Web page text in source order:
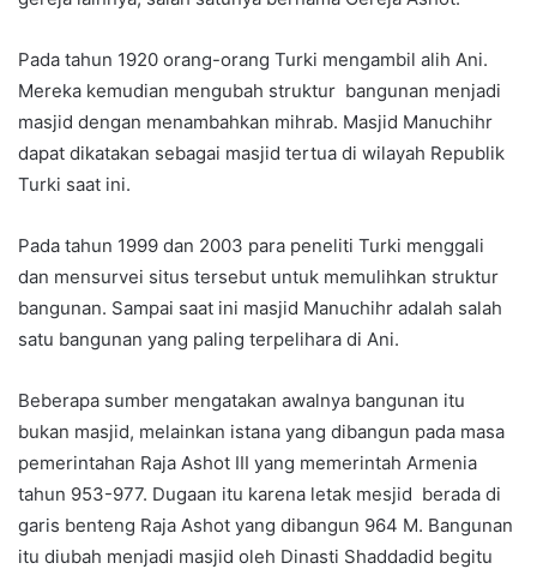
Pada tahun 1920 orang-orang Turki mengambil alih Ani.
Mereka kemudian mengubah struktur bangunan menjadi
masjid dengan menambahkan mihrab. Masjid Manuchihr
dapat dikatakan sebagai masjid tertua di wilayah Republik
Turki saat ini.
Pada tahun 1999 dan 2003 para peneliti Turki menggali
dan mensurvei situs tersebut untuk memulihkan struktur
bangunan. Sampai saat ini masjid Manuchihr adalah salah
satu bangunan yang paling terpelihara di Ani.
Beberapa sumber mengatakan awalnya bangunan itu
bukan masjid, melainkan istana yang dibangun pada masa
pemerintahan Raja Ashot III yang memerintah Armenia
tahun 953-977. Dugaan itu karena letak mesjid berada di
garis benteng Raja Ashot yang dibangun 964 M. Bangunan
itu diubah menjadi masjid oleh Dinasti Shaddadid begitu